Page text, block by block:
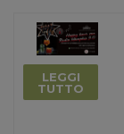
LEGGI
TUTTO